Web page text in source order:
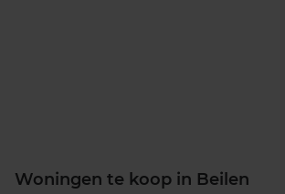
Woningen te koop in Beilen